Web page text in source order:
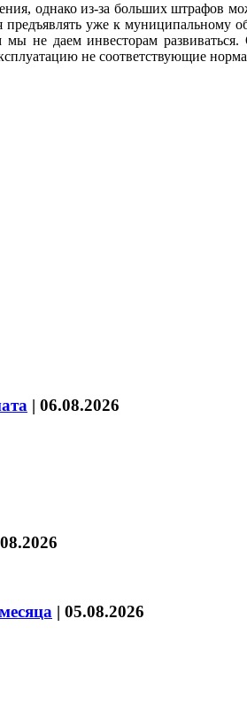
однако из-за больших штрафов
предъявлять уже к муниципальному
мы не даем инвесторам
не соответствующие
| 06.08.2026
| 05.08.2026